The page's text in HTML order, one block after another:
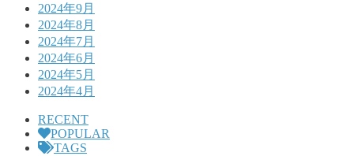
2024年9月
2024年8月
2024年7月
2024年6月
2024年5月
2024年4月
RECENT
POPULAR
TAGS